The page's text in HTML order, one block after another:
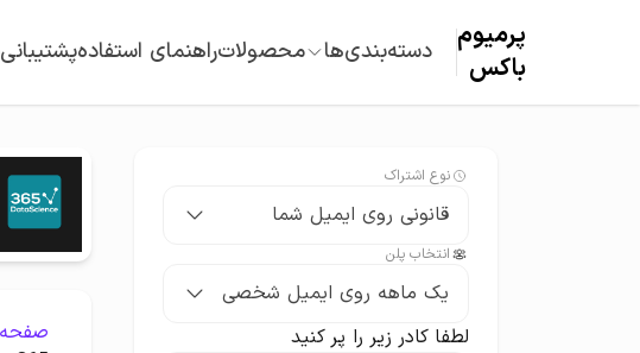
پرمیوم‌
باکس
دسته‌بندی‌ها محصولاتراهنمای استفادهپشتیبانی
نوع اشتراک
قانونی روی ایمیل شما
انتخاب پلن
یک ماهه روی ایمیل شخصی
لطفا کادر زیر را پر کنید